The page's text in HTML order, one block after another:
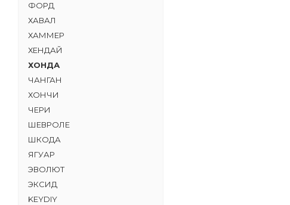
ФОРД
ХАВАЛ
ХАММЕР
ХЕНДАЙ
ХОНДА
ЧАНГАН
ХОНЧИ
ЧЕРИ
ШЕВРОЛЕ
ШКОДА
ЯГУАР
ЭВОЛЮТ
ЭКСИД
KEYDIY